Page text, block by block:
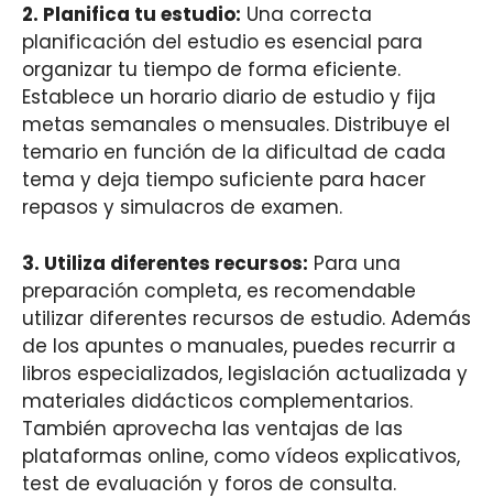
2. Planifica tu estudio: Una correcta
planificación del estudio es esencial para
organizar tu tiempo de forma eficiente.
Establece un horario diario de estudio y fija
metas semanales o mensuales. Distribuye el
temario en función de la dificultad de cada
tema y deja tiempo suficiente para hacer
repasos y simulacros de examen.
3. Utiliza diferentes recursos: Para una
preparación completa, es recomendable
utilizar diferentes recursos de estudio. Además
de los apuntes o manuales, puedes recurrir a
libros especializados, legislación actualizada y
materiales didácticos complementarios.
También aprovecha las ventajas de las
plataformas online, como vídeos explicativos,
test de evaluación y foros de consulta.